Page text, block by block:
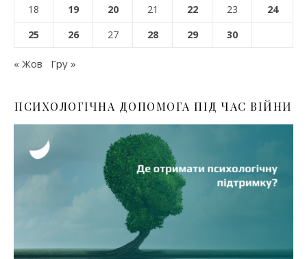
18 19 20 21 22 23
24
25
26 27 28 29 30
« Жов Гру »
ПСИХОЛОГІЧНА ДОПОМОГА ПІД ЧАС ВІЙНИ